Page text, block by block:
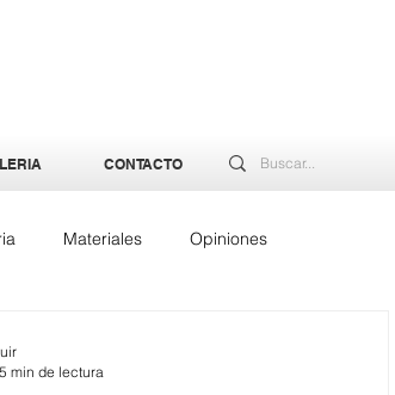
CONTACTO
Materiales Opiniones
5 min de lectura